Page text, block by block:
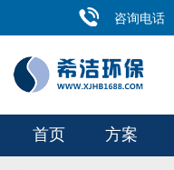
咨询电话
首页 方案